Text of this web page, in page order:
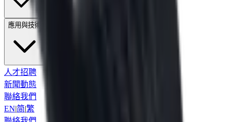
應用與技術
人才招聘
新聞動態
聯絡我們
EN|简|繁